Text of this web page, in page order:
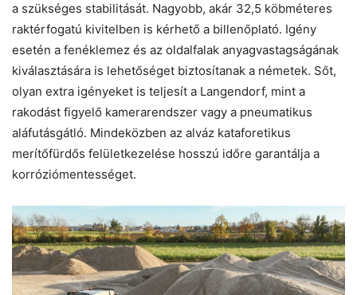
a szükséges stabilitását. Nagyobb, akár 32,5 köbméteres
raktérfogatú kivitelben is kérhető a billenőplató. Igény
esetén a fenéklemez és az oldalfalak anyagvastagságának
kiválasztására is lehetőséget biztosítanak a németek. Sőt,
olyan extra igényeket is teljesít a Langendorf, mint a
rakodást figyelő kamerarendszer vagy a pneumatikus
aláfutásgátló. Mindeközben az alváz kataforetikus
merítőfürdős felületkezelése hosszú időre garantálja a
korróziómentességet.